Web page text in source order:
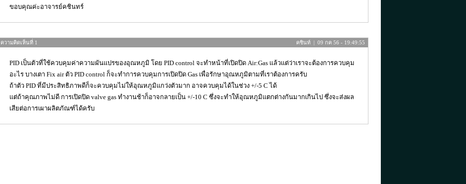
ขอบคุณค่ะอาจารย์คชินทร์
ความคิดเห็นที่ 1 คชินท์ | 09 กค 56 - 19:49:55
PID เป็นตัวที่ใช้ควบคุมค่าความผันแปรของอุณหภูมิ โดย PID control จะทำหน้าที่เปิดปิด Air:Gas แล้วแต่ว่าเราจะต้องการควบคุม
อะไร บางเตา Fix air ตัว PID control ก็จะทำการควบคุมการเปิดปิด Gas เพื่อรักษาอุณหภูมิตามที่เราต้องการครับ
ถ้าตัว PID ที่มีประสิทธิภาพดีก็จะควบคุมไม่ให้อุณหภูมิแกว่งตัวมาก อาจควบคุมได้ในช่วง +/-5 C ได้
แต่ถ้าคุณภาพไม่ดี การเปิดปิด valve gas ทำงานช้าก็อาจกลายเป็น +/-10 C ซึ่งจะทำให้อุณหภูมิแตกต่างกันมากเกินไป ซึ่งจะส่งผล
เสียต่อการเผาผลิตภัณฑ์ได้ครับ